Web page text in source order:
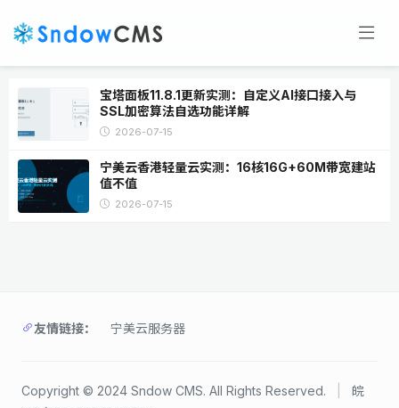
宝塔面板11.8.1更新实测：自定义AI接口接入与
SSL加密算法自选功能详解
2026-07-15
宁美云香港轻量云实测：16核16G+60M带宽建站
值不值
2026-07-15
友情链接： 宁美云服务器
Copyright © 2024 Sndow CMS. All Rights Reserved.
皖